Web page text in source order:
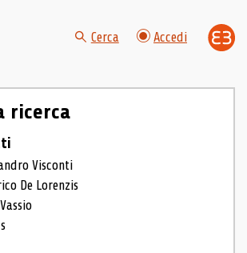
Cerca Accedi
ricerca
Visconti
De Lorenzis